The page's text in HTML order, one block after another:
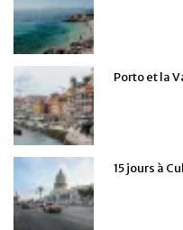
Porto et la
15 jours à